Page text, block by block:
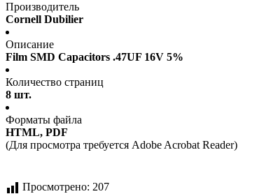
Производитель
Cornell Dubilier
Описание
Film SMD Capacitors .47UF 16V 5%
Количество страниц
8 шт.
Форматы файла
HTML, PDF
(Для просмотра требуется Adobe Acrobat Reader)
Просмотрено: 207